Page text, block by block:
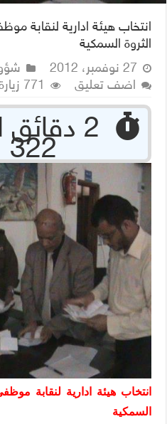
انتخاب هيئة ادارية لنقابة
الثروة السمكية
27 نوفمبر، 2012
اضف تعليق
771 زيارة
322 كلمة
انتخاب هيئة ادارية لنقابة
السمكية